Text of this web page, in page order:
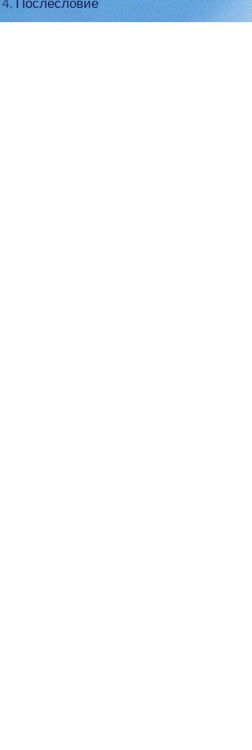
Послесловие